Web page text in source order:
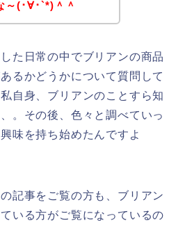
～(･∀･`*)＾＾
た日常の中でブリアンの商品
るかどうかについて質問して
自身、ブリアンのことすら知
。その後、色々と調べていっ
味を持ち始めたんですよ
記事をご覧の方も、ブリアン
いる方がご覧になっているの